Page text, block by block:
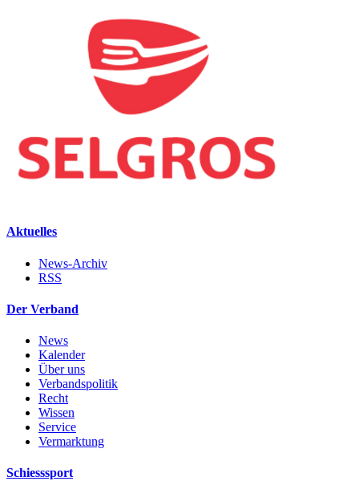
Aktuelles
News-Archiv
RSS
Der Verband
News
Kalender
Über uns
Verbandspolitik
Recht
Wissen
Service
Vermarktung
Schiesssport